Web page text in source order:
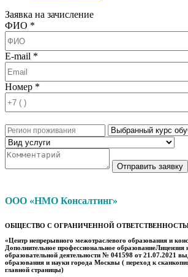
Заявка на зачисление
ФИО *
E-mail *
Номер *
Отправить заявку
ООО «НМО Консалтинг»
ОБЩЕСТВО С ОГРАНИЧЕННОЙ
«Центр непрерывного межотраслевого образования и
Дополнительное профессиональное образованиеЛицензия
образовательной деятельности № 041598 от 21.07.2021
образования и науки города Москвы ( переход к
главной страницы)